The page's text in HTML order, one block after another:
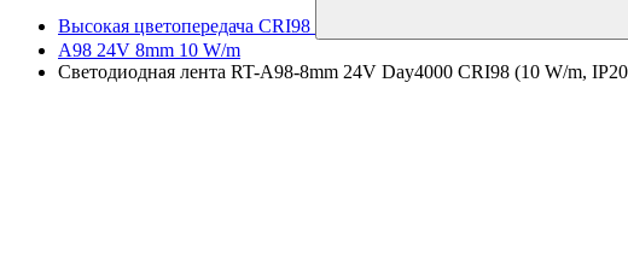
Высокая цветопередача CRI98
A98 24V 8mm 10 W/m
Светодиодная лента RT-A98-8mm 24V Day4000 CRI98 (10 W/m,